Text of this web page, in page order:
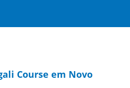
Course em Novo